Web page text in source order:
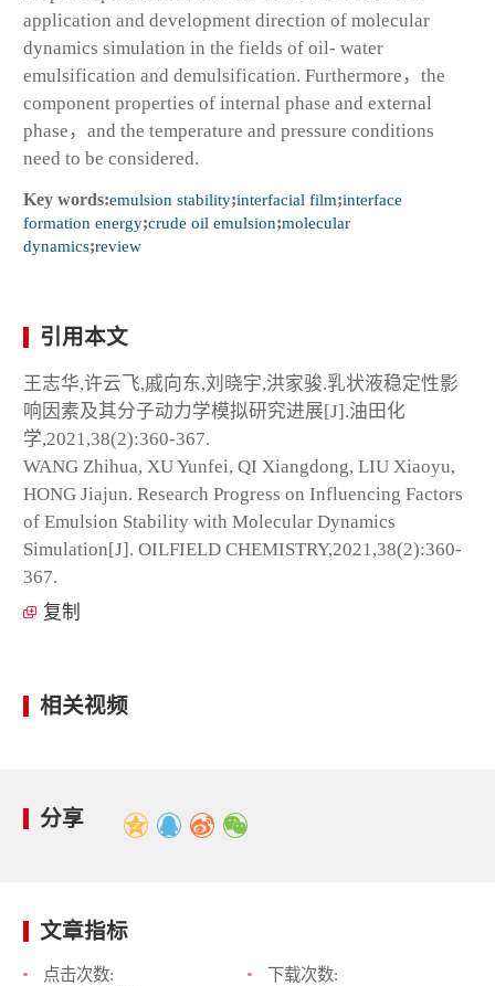
application and development direction of molecular
dynamics simulation in the fields of oil- water
emulsification and demulsification. Furthermore，the
component properties of internal phase and external
phase，and the temperature and pressure conditions
need to be considered.
Key words:emulsion stability;interfacial film;interface
formation energy;crude oil emulsion;molecular
dynamics;review
引用本文
王志华,许云飞,戚向东,刘晓宇,洪家骏.乳状液稳定性影
响因素及其分子动力学模拟研究进展[J].油田化
学,2021,38(2):360-367.
WANG Zhihua, XU Yunfei, QI Xiangdong, LIU Xiaoyu,
HONG Jiajun. Research Progress on Influencing Factors
of Emulsion Stability with Molecular Dynamics
Simulation[J]. OILFIELD CHEMISTRY,2021,38(2):360-
367.
复制
相关视频
分享
文章指标
点击次数:
下载次数: